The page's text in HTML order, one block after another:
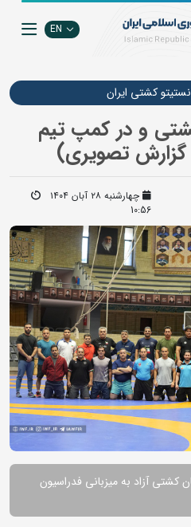
EN
كشتي ايران
و در کمپ تیم
گزارش تصویری)
چهارشنبه ۲۸ آبان ۱۴۰۴
10:56
کشتی آزاد به میزبانی فدراسیون